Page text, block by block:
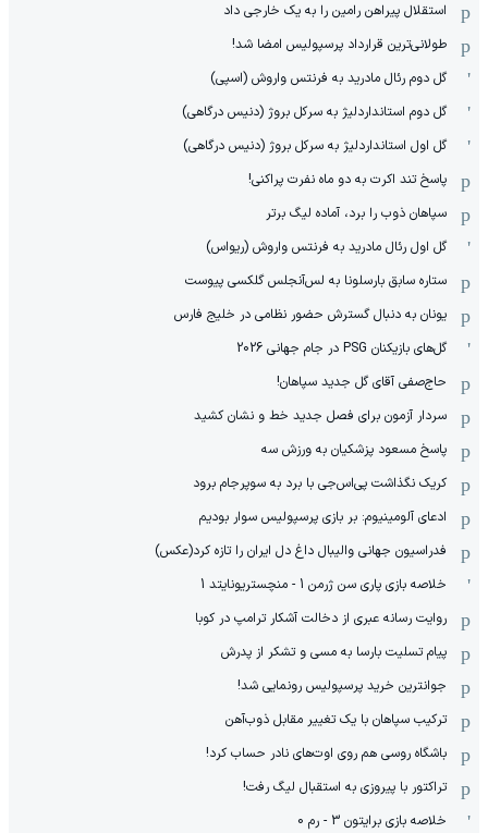
استقلال پیراهن رامین را به یک خارجی داد
طولانی‌ترین قرارداد پرسپولیس امضا شد!
گل دوم رئال مادرید به فرنتس واروش (اسپی)
گل دوم استانداردلیژ به سرکل بروژ (دنیس درگاهی)
گل اول استانداردلیژ به سرکل بروژ (دنیس درگاهی)
پاسخ تند اکرت به دو ماه نفرت پراکنی!
سپاهان ذوب را برد، آماده لیگ برتر
گل اول رئال مادرید به فرنتس واروش (ریواس)
ستاره سابق بارسلونا به لس‌آنجلس گلکسی پیوست
یونان به دنبال گسترش حضور نظامی در خلیج فارس
گل‌های بازیکنان PSG در جام جهانی 2026
حاج‌صفی آقای گل جدید سپاهان!
سردار آزمون برای فصل جدید خط و نشان کشید
پاسخ مسعود پزشکیان به ورزش سه
کریک نگذاشت پی‌اس‌جی با برد به سوپرجام برود
ادعای آلومینیوم: بر بازی پرسپولیس سوار بودیم
فدراسیون جهانی والیبال داغ دل ایران را تازه کرد(عکس)
خلاصه بازی پاری سن ژرمن 1 - منچستریونایتد 1
روایت رسانه عبری از دخالت آشکار ترامپ در کوبا
پیام تسلیت بارسا به مسی و تشکر از پدرش
جوانترین خرید پرسپولیس رونمایی شد!
ترکیب سپاهان با یک تغییر مقابل ذوب‌آهن
باشگاه روسی هم روی اوت‌های نادر حساب کرد!
تراکتور با پیروزی به استقبال لیگ رفت!
خلاصه بازی برایتون 3 - رم 0